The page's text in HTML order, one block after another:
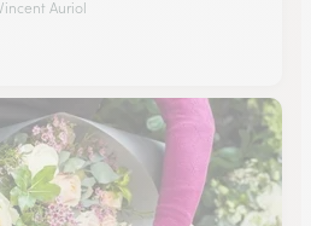
Auriol